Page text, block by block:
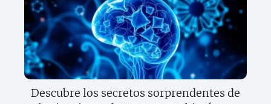
Descubre los secretos sorprendentes de